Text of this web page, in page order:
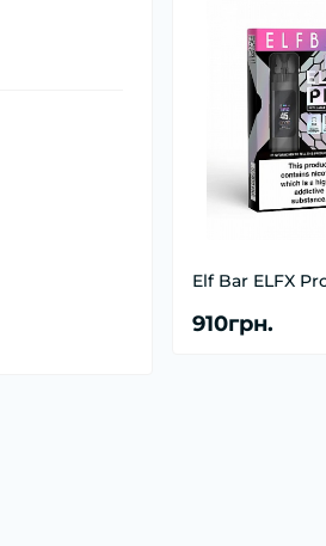
Elf Bar ELFX
910грн.